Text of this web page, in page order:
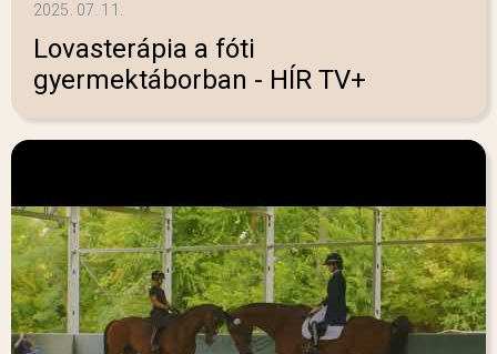
2025. 07. 11.
Lovasterápia a fóti
gyermektáborban - HÍR TV+